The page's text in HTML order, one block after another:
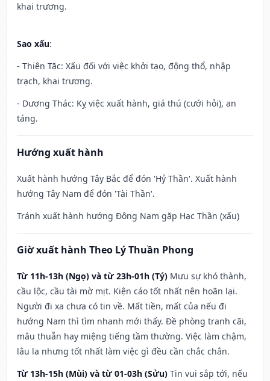
khai trương.
Sao xấu:
- Thiên Tặc: Xấu đối với việc khởi tạo, động thổ, nhập
trạch, khai trương.
- Dương Thác: Kỵ việc xuất hành, giá thú (cưới hỏi), an
táng.
Hướng xuất hành
Xuất hành hướng Tây Bắc để đón 'Hỷ Thần'. Xuất hành
hướng Tây Nam để đón 'Tài Thần'.
Tránh xuất hành hướng Đông Nam gặp Hạc Thần (xấu)
Giờ xuất hành Theo Lý Thuần Phong
Từ 11h-13h (Ngọ) và từ 23h-01h (Tý) Mưu sự khó thành,
cầu lộc, cầu tài mờ mịt. Kiện cáo tốt nhất nên hoãn lại.
Người đi xa chưa có tin về. Mất tiền, mất của nếu đi
hướng Nam thì tìm nhanh mới thấy. Đề phòng tranh cãi,
mâu thuẫn hay miệng tiếng tầm thường. Việc làm chậm,
lâu la nhưng tốt nhất làm việc gì đều cần chắc chắn.
Từ 13h-15h (Mùi) và từ 01-03h (Sửu) Tin vui sắp tới, nếu